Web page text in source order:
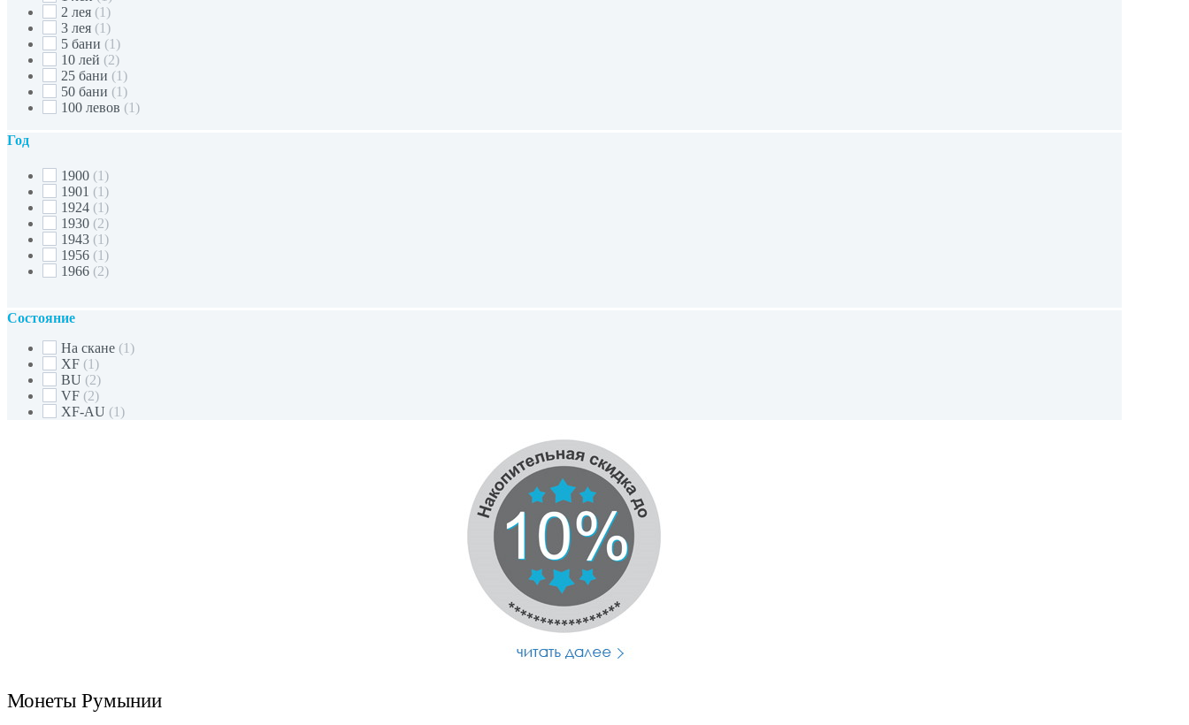
2 лея (1)
3 лея (1)
5 бани (1)
10 лей (2)
25 бани (1)
50 бани (1)
100 левов (1)
Год
1900 (1)
1901 (1)
1924 (1)
1930 (2)
1943 (1)
1956 (1)
1966 (2)
Состояние
На скане (1)
XF (1)
BU (2)
VF (2)
XF-AU (1)
Монеты Румынии